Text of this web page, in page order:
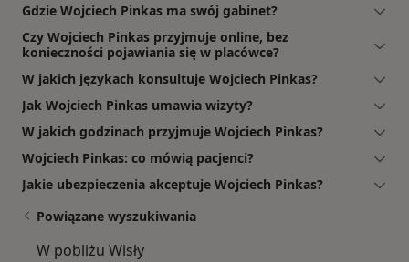
Gdzie Wojciech Pinkas ma swój gabinet?
Czy Wojciech Pinkas przyjmuje online, bez
konieczności pojawiania się w placówce?
W jakich językach konsultuje Wojciech Pinkas?
Jak Wojciech Pinkas umawia wizyty?
W jakich godzinach przyjmuje Wojciech Pinkas?
Wojciech Pinkas: co mówią pacjenci?
Jakie ubezpieczenia akceptuje Wojciech Pinkas?
Powiązane wyszukiwania
W pobliżu Wisły